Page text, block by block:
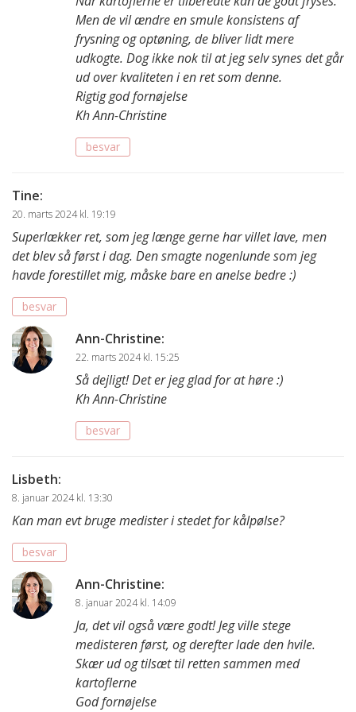
Men de vil ændre en smule konsistens af
frysning og optøning, de bliver lidt mere
udkogte. Dog ikke nok til at jeg selv synes det går
ud over kvaliteten i en ret som denne.
Rigtig god fornøjelse
Kh Ann-Christine
besvar
Tine:
20. marts 2024 kl. 19:19
Superlækker ret, som jeg længe gerne har villet lave, men
det blev så først i dag. Den smagte nogenlunde som jeg
havde forestillet mig, måske bare en anelse bedre :)
besvar
Ann-Christine:
22. marts 2024 kl. 15:25
Så dejligt! Det er jeg glad for at høre :)
Kh Ann-Christine
besvar
Lisbeth:
8. januar 2024 kl. 13:30
Kan man evt bruge medister i stedet for kålpølse?
besvar
Ann-Christine:
8. januar 2024 kl. 14:09
Ja, det vil også være godt! Jeg ville stege
medisteren først, og derefter lade den hvile.
Skær ud og tilsæt til retten sammen med
kartoflerne
God fornøjelse